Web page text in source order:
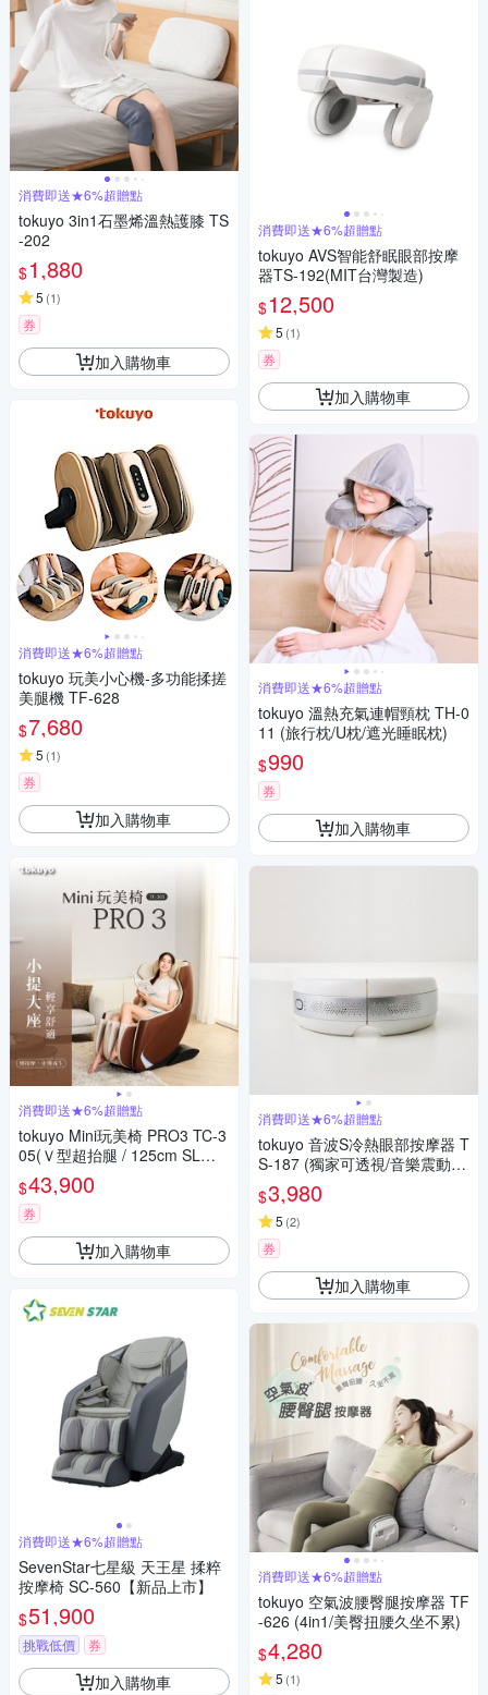
消費即送★6%超贈點
tokuyo 3in1石墨烯溫熱護膝 TS
-202
$1,880
5 (1)
券
加入購物車
消費即送★6%超贈點
tokuyo 玩美小心機-多功能揉搓
美腿機 TF-628
$7,680
5 (1)
券
加入購物車
消費即送★6%超贈點
tokuyo Mini玩美椅 PRO3 TC-3
05(Ｖ型超抬腿 / 125cm SL長
導軌)
$43,900
券
加入購物車
消費即送★6%超贈點
SevenStar七星級 天王星 揉粹
按摩椅 SC-560【新品上市】
$51,900
挑戰低價 券
加入購物車
消費即送★6%超贈點
tokuyo AVS智能舒眠眼部按摩
器TS-192(MIT台灣製造)
$12,500
5 (1)
券
加入購物車
消費即送★6%超贈點
tokuyo 溫熱充氣連帽頸枕 TH-0
11 (旅行枕/U枕/遮光睡眠枕)
$990
券
加入購物車
消費即送★6%超贈點
tokuyo 音波S冷熱眼部按摩器 T
S-187 (獨家可透視/音樂震動/
太陽穴氣壓)
$3,980
5 (2)
券
加入購物車
消費即送★6%超贈點
tokuyo 空氣波腰臀腿按摩器 TF
-626 (4in1/美臀扭腰久坐不累)
$4,280
5 (1)